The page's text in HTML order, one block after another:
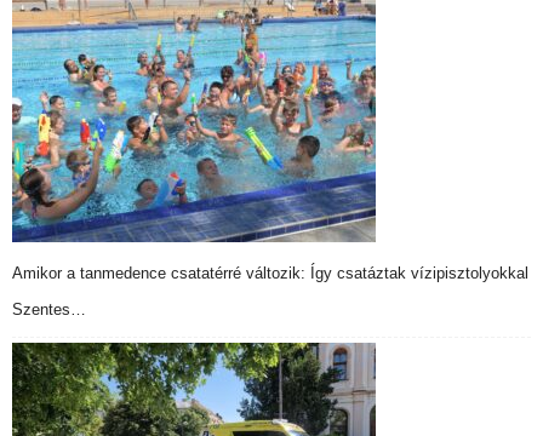
Amikor a tanmedence csatatérré változik: Így csatáztak vízipisztolyokkal
Szentes…